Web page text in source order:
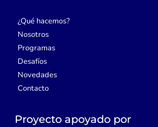
m
¿Qué hacemos?
Nosotros
Programas
Desafíos
Novedades
Contacto
Proyecto apoyado por